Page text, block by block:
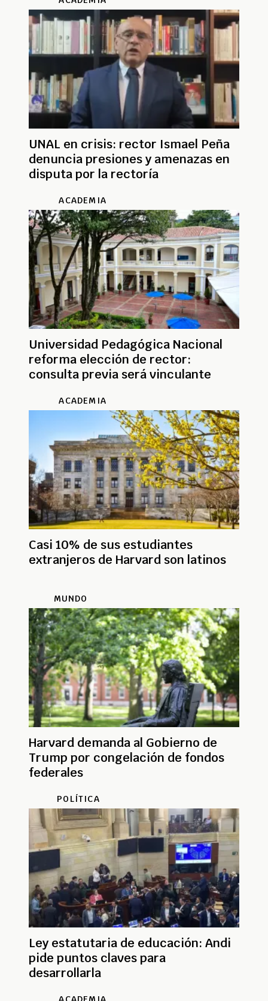
UNAL en crisis: rector Ismael Peña
denuncia presiones y amenazas en
disputa por la rectoría
ACADEMIA
Universidad Pedagógica Nacional
reforma elección de rector:
consulta previa será vinculante
ACADEMIA
Casi 10% de sus estudiantes
extranjeros de Harvard son latinos
MUNDO
Harvard demanda al Gobierno de
Trump por congelación de fondos
federales
POLÍTICA
Ley estatutaria de educación: Andi
pide puntos claves para
desarrollarla